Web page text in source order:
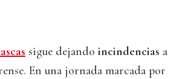
sigue dejando incindencias a
En una jornada marcada por